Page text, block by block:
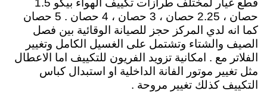
قطع غيار لمختلف طرازات تكييف الهواء بيكو 1.5
حصان ، 2.25 حصان ، 3 حصان ، 4 حصان . 5 حصان
كما انه لدي المركز حجز للصيانة الوقائية بين فصل
الصيف والشتاء وتشتمل على الغسيل الكامل وتغيير
الفلاتر مع . امكانية تزويد الفريون للتكييف اما الاعطال
مثل تغيير موتور الفانة الداخلية او استبدال كباس
التكييف كذلك تغيير مروحة .